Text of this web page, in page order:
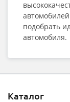
подобрать
автомобиля.
Каталог